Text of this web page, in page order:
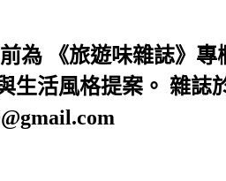
為 《旅遊味雜誌》
生活風格提案。 雜